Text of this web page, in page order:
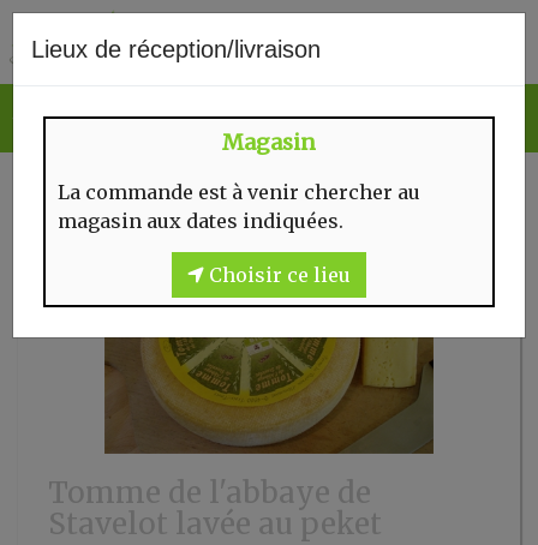
Lieux de réception/livraison
Magasin
La commande est à venir chercher au
magasin aux dates indiquées.
Choisir ce lieu
Tomme de l'abbaye de
Stavelot lavée au peket